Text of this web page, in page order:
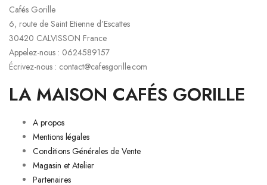
Cafés Gorille
6, route de Saint Etienne d’Escattes
30420 CALVISSON France
Appelez-nous : 0624589157
Écrivez-nous : contact@cafesgorille.com
LA MAISON CAFÉS GORILLE
A propos
Mentions légales
Conditions Générales de Vente
Magasin et Atelier
Partenaires